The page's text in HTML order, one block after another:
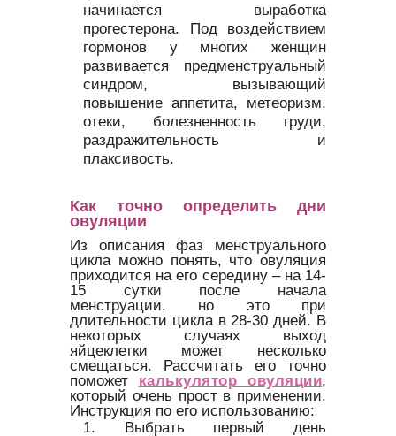
начинается выработка
прогестерона. Под воздействием
гормонов у многих женщин
развивается предменструальный
синдром, вызывающий
повышение аппетита, метеоризм,
отеки, болезненность груди,
раздражительность и
плаксивость.
Как точно определить дни
овуляции
Из описания фаз менструального
цикла можно понять, что овуляция
приходится на его середину – на 14-
15 сутки после начала
менструации, но это при
длительности цикла в 28-30 дней. В
некоторых случаях выход
яйцеклетки может несколько
смещаться. Рассчитать его точно
поможет калькулятор овуляции,
который очень прост в применении.
Инструкция по его использованию:
Выбрать первый день